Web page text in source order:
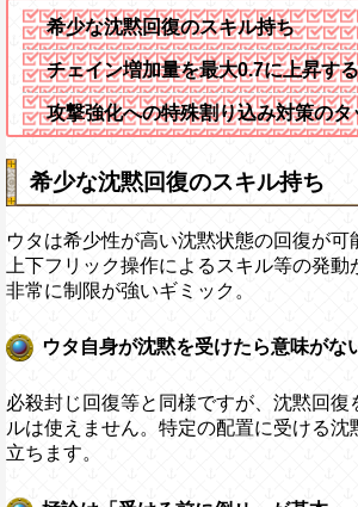
希少な沈黙回復のスキル持ち
チェイン増加量を最大0.7に上昇する
攻撃強化への特殊割り込み対策のタ
希少な沈黙回復のスキル持ち
ウタは希少性が高い沈黙状態の回復が可
上下フリック操作によるスキル等の発
非常に制限が強いギミック。
ウタ自身が沈黙を受けたら意味がな
必殺封じ回復等と同様ですが、沈黙回復
ルは使えません。特定の配置に受ける沈
立ちます。